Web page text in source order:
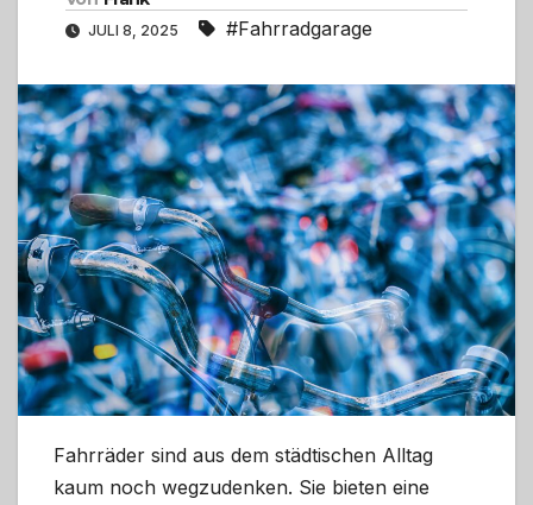
JULI 8, 2025 #Fahrradgarage
Fahrräder sind aus dem städtischen Alltag
kaum noch wegzudenken. Sie bieten eine